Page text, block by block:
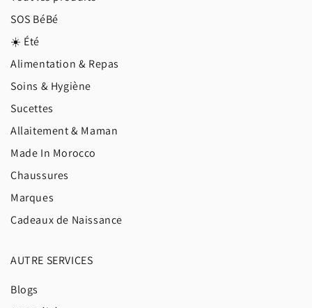
SOS BéBé
☀️ Été
Alimentation & Repas
Soins & Hygiène
Sucettes
Allaitement & Maman
Made In Morocco
Chaussures
Marques
Cadeaux de Naissance
AUTRE SERVICES
Blogs